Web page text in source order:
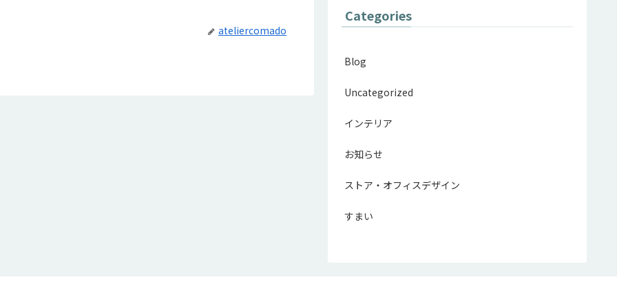
ateliercomado
Categories
Blog
Uncategorized
インテリア
お知らせ
ストア・オフィスデザイン
すまい